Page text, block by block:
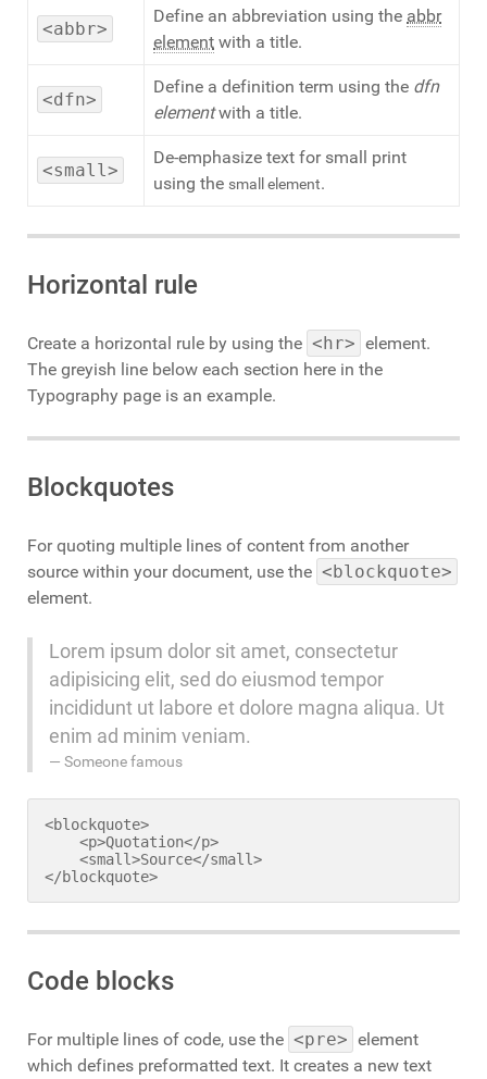
<abbr>
Define an abbreviation using the abbr
element with a title.
<dfn>
Define a definition term using the dfn
elementwith a title.
<small>
De-emphasize text for small print
using the small element.
Horizontal rule
Create a horizontal rule by using the <hr> element.
The greyish line below each section here in the
Typography page is an example.
Blockquotes
For quoting multiple lines of content from another
source within your document, use the <blockquote>
element.
Lorem ipsum dolor sit amet, consectetur
adipisicing elit, sed do eiusmod tempor
incididunt ut labore et dolore magna aliqua. Ut
enim ad minim veniam.
Someone famous
<blockquote>
</blockquote>
Code blocks
For multiple lines of code, use the <pre> element
which defines preformatted text. It creates a new text